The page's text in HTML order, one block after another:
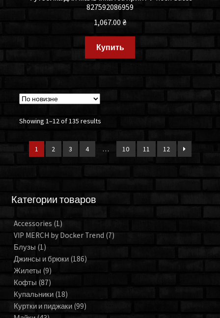
827592086959
1,067.00 ₴
Купить
Showing 1–12 of 135 results
1 2 3 4 … 10 11 12
Категории товаров
Accessories (1)
VIP MERCH by Docker Trend (7)
Блузы (1)
Джинсы и брюки (186)
Жилеты (9)
Кофты (87)
Купальники (18)
Куртки и пиджаки (99)